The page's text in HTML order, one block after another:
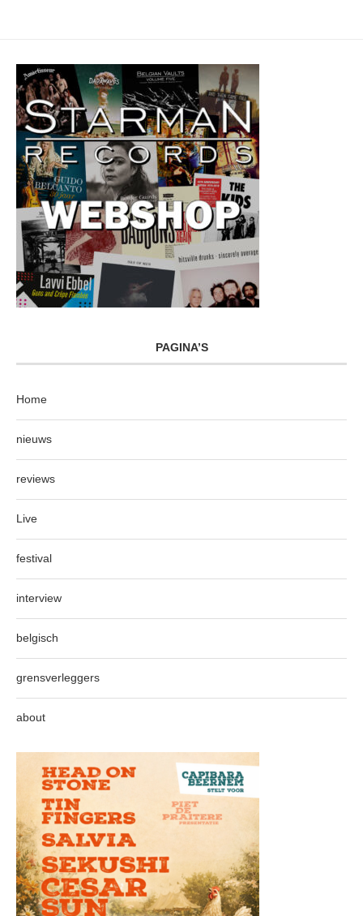
PAGINA’S
Home
nieuws
reviews
Live
festival
interview
belgisch
grensverleggers
about